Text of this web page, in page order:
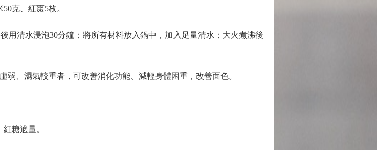
克、紅棗5枚。
清水浸泡30分鐘；將所有材料放入鍋中，加入足量清水；大火煮沸後
、濕氣較重者，可改善消化功能、減輕身體困重，改善面色。
糖適量。